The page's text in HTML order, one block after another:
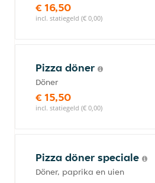
€ 16,50
incl. statiegeld (€ 0,00)
Pizza döner
Döner
€ 15,50
incl. statiegeld (€ 0,00)
Pizza döner speciale
Döner, paprika en uien